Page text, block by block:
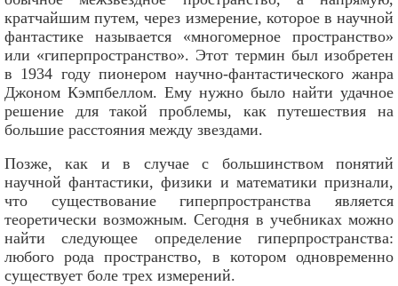
кратчайшим путем, через измерение, которое в научной
фантастике называется «многомерное пространство»
или «гиперпространство». Этот термин был изобретен
в 1934 году пионером научно-фантастического жанра
Джоном Кэмпбеллом. Ему нужно было найти удачное
решение для такой проблемы, как путешествия на
большие расстояния между звездами.
Позже, как и в случае с большинством понятий
научной фантастики, физики и математики признали,
что существование гиперпространства является
теоретически возможным. Сегодня в учебниках можно
найти следующее определение гиперпространства:
любого рода пространство, в котором одновременно
существует боле трех измерений.